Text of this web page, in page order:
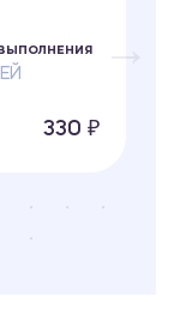
330 ₽